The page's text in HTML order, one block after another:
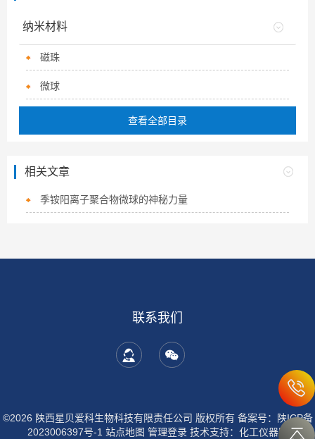
纳米材料
磁珠
微球
查看全部目录
相关文章
季铵阳离子聚合物微球的神秘力量
联系我们
©2026 陕西星贝爱科生物科技有限责任公司 版权所有 备案号：陕ICP备
2023006397号-1 站点地图 管理登录技术支持： 化工仪器网